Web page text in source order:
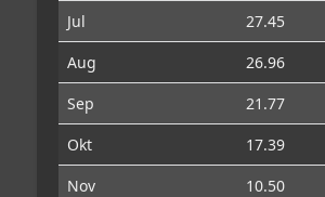
Jul
27.45
Aug
26.96
Sep
21.77
Okt
17.39
Nov
10.50